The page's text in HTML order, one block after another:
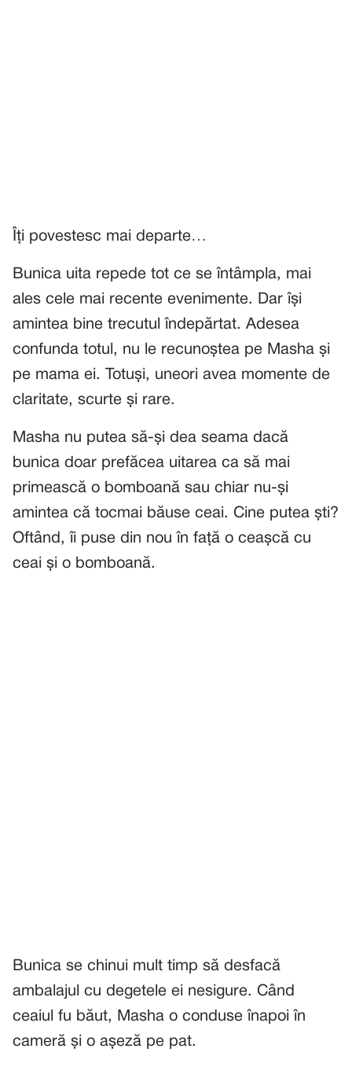
Îți povestesc mai departe…
Bunica uita repede tot ce se întâmpla, mai
ales cele mai recente evenimente. Dar își
amintea bine trecutul îndepărtat. Adesea
confunda totul, nu le recunoștea pe Masha și
pe mama ei. Totuși, uneori avea momente de
claritate, scurte și rare.
Masha nu putea să-și dea seama dacă
bunica doar prefăcea uitarea ca să mai
primească o bomboană sau chiar nu-și
amintea că tocmai băuse ceai. Cine putea ști?
Oftând, îi puse din nou în față o ceașcă cu
ceai și o bomboană.
Bunica se chinui mult timp să desfacă
ambalajul cu degetele ei nesigure. Când
ceaiul fu băut, Masha o conduse înapoi în
cameră și o așeză pe pat.